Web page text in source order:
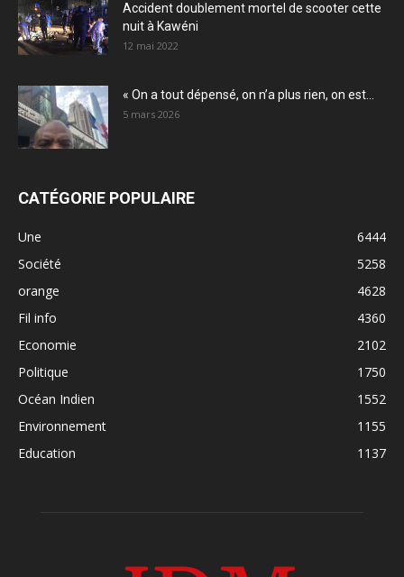
Accident doublement mortel de scooter cette
nuit à Kawéni
12 mai 2022
« On a tout dépensé, on n’a plus rien, on est...
5 mars 2026
CATÉGORIE POPULAIRE
Une
6444
Société
5258
orange
4628
Fil info
4360
Economie
2102
Politique
1750
Océan Indien
1552
Environnement
1155
Education
1137